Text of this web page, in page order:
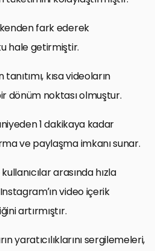
fark ederek
hale getirmiştir.
kısa videoların
dönüm noktası olmuştur.
1 dakikaya kadar
ve paylaşma imkanı sunar.
arasında hızla
video içerik
artırmıştır.
yaratıcılıklarını sergilemeleri,